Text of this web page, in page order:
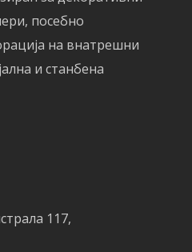
посебно
на внатрешни
и станбена
117,